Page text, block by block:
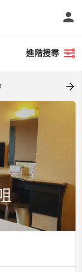
進階搜尋
arrow_forward